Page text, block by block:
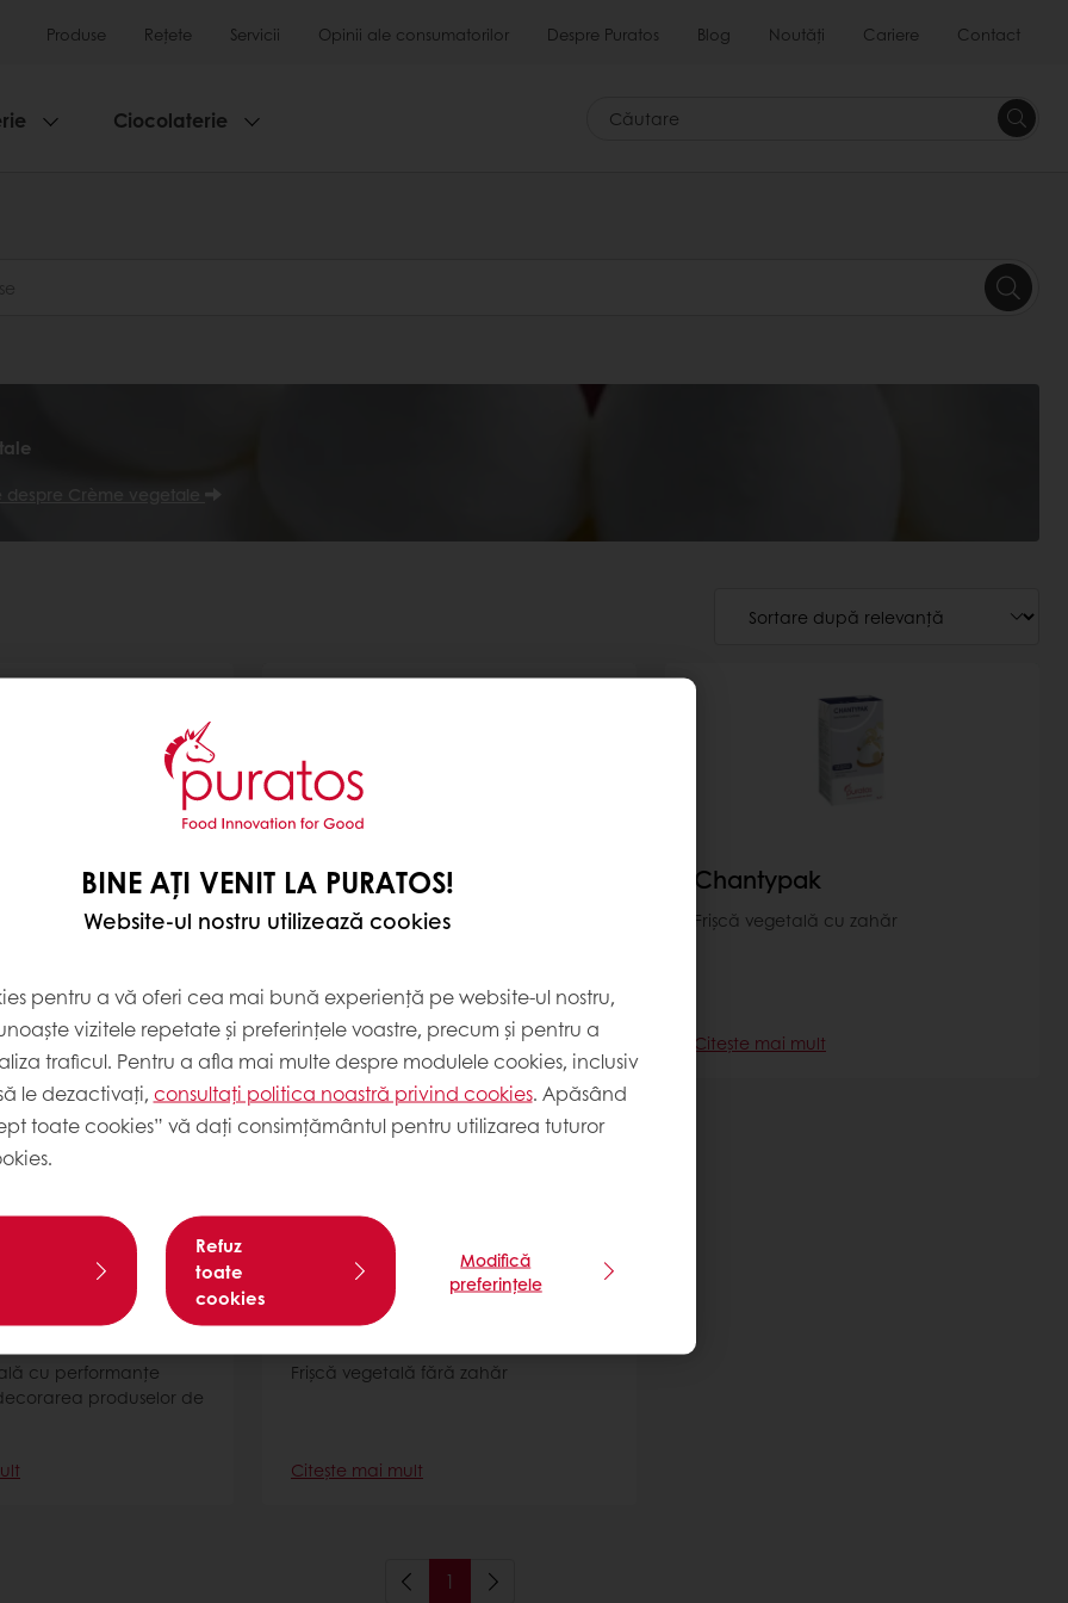
Produse Rețete Servicii Opinii ale consumatorilor Despre Puratos Blog Noutăți Cariere Contact
Ciocolaterie Căutare
despre Crème vegetale
inovatoare care
Whippak
Cremă vegetală, stabilă la congelare-
produselor de cofetărie și patiserie
Citește mai mult
Chantypak
Frișcă vegetală cu zahăr
Citește mai mult
cu performanțe
produselor de
Festipak
Frișcă vegetală fără zahăr
Citește mai mult
1
BINE AȚI VENIT LA PURATOS!
Website-ul nostru utilizează cookies
pentru a vă oferi cea mai bună experiență pe website-ul nostru,
vizitele repetate și preferințele voastre, precum și pentru a
traficul. Pentru a afla mai multe despre modulele cookies, inclusiv
le dezactivați, consultați politica noastră privind cookies. Apăsând
toate cookies” vă dați consimțământul pentru utilizarea tuturor
Refuz
toate
cookies
Modifică
preferințele